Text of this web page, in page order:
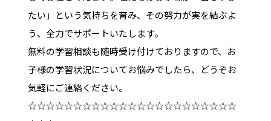
たい」という気持ちを育み、その努力が実を結ぶよ
う、全力でサポートいたします。
無料の学習相談も随時受け付けておりますので、お
子様の学習状況についてお悩みでしたら、どうぞお
気軽にご連絡ください。
☆☆☆☆☆☆☆☆☆☆☆☆☆☆☆☆☆☆☆☆☆☆☆